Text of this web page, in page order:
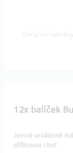
12x balíček
Jemné arašídové
oříškovou chuť.